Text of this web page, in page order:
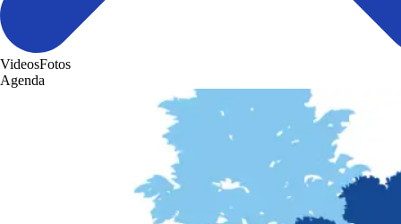
VideosFotos
Agenda